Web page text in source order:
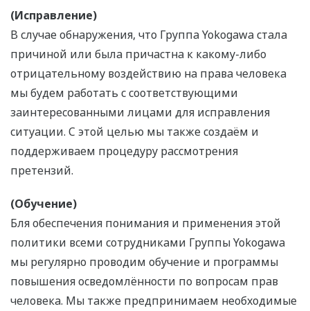
(Исправление)
В случае обнаружения, что Группа Yokogawa стала
причиной или была причастна к какому-либо
отрицательному воздействию на права человека
мы будем работать с соответствующими
заинтересованными лицами для исправления
ситуации. С этой целью мы также создаём и
поддерживаем процедуру рассмотрения
претензий.
(Обучение)
Бля обеспечения понимания и применения этой
политики всеми сотрудниками Группы Yokogawa
мы регулярно проводим обучение и программы
повышения осведомлённости по вопросам прав
человека. Мы также предпринимаем необходимые